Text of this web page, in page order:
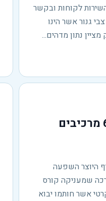
לקוחות ובקשר
גנור אשר הינו
נתון מדהים...
קורס מכירות יעיל – 6 מרכיבים
היוצר השפעה
שמעניקה קורס
אשר חותמו יבוא